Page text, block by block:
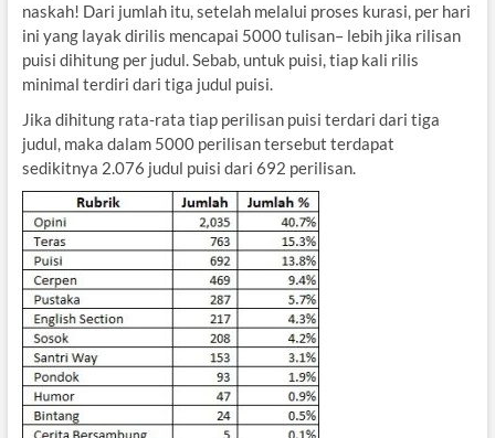
naskah! Dari jumlah itu, setelah melalui proses kurasi, per hari
ini yang layak dirilis mencapai 5000 tulisan– lebih jika rilisan
puisi dihitung per judul. Sebab, untuk puisi, tiap kali rilis
minimal terdiri dari tiga judul puisi.
Jika dihitung rata-rata tiap perilisan puisi terdari dari tiga
judul, maka dalam 5000 perilisan tersebut terdapat
sedikitnya 2.076 judul puisi dari 692 perilisan.